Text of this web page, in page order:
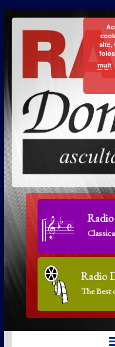
Radio
The Best
site,
mult